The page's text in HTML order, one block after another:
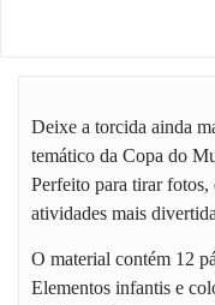
Deixe a torcida ainda
temático da Copa do
Perfeito para tirar fotos,
atividades mais
O material contém 12
Elementos infantis e